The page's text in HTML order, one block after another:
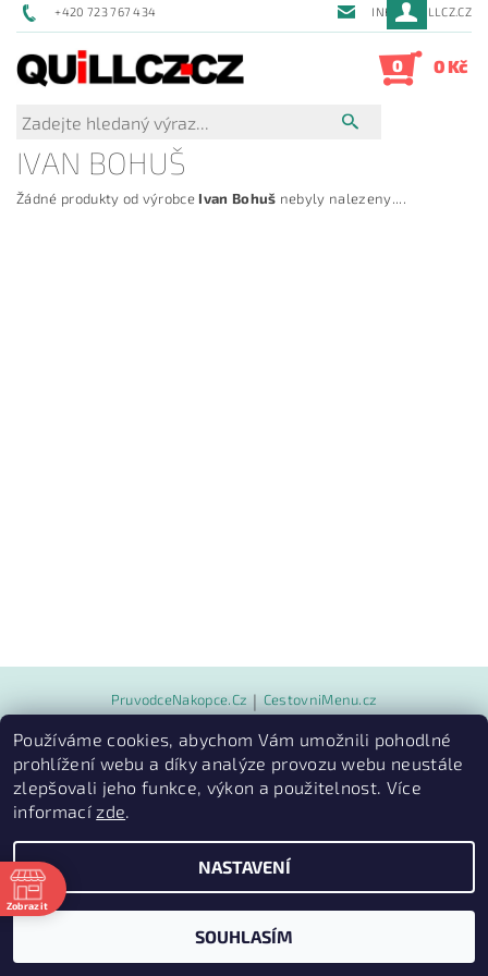
+420 723 767 434 INFO@QUILLCZ.CZ
0 0 Kč
IVAN BOHUŠ
Žádné produkty od výrobce Ivan Bohuš nebyly nalezeny....
PruvodceNakopce.Cz | CestovniMenu.cz
2026 © Quill outdoor, všechna práva vyhrazena
Zobrazit
Používáme cookies, abychom Vám umožnili pohodlné
prohlížení webu a díky analýze provozu webu neustále
zlepšovali jeho funkce, výkon a použitelnost. Více
informacízde.
NASTAVENÍ
SOUHLASÍM